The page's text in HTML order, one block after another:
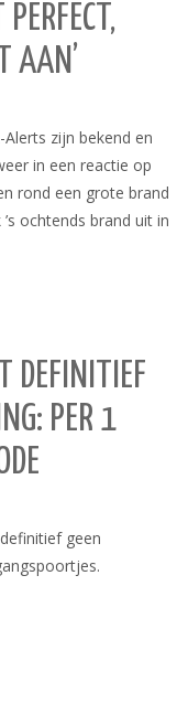
AAN’
zijn bekend en
in een reactie op
rond een grote brand
ochtends brand uit in
DEFINITIEF
PER 1
geen